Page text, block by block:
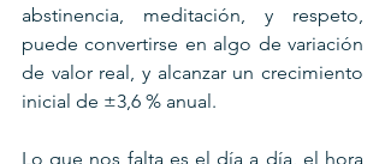
abstinencia, meditación, y respeto,
puede convertirse en algo de variación
de valor real, y alcanzar un crecimiento
inicial de ±3,6 % anual.
Lo que nos falta es el día a día, el hora